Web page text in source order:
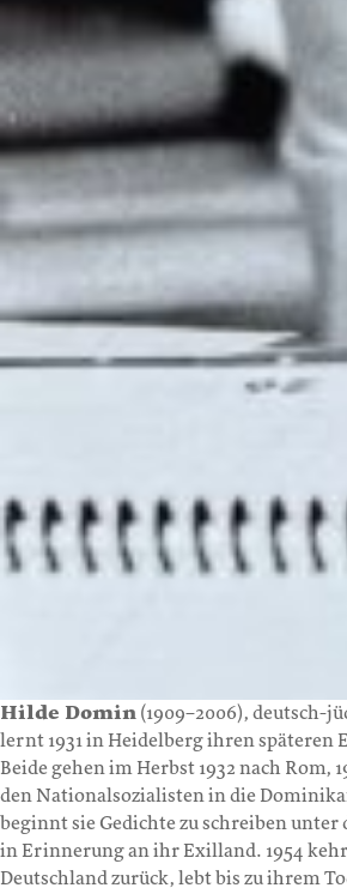
Hilde Domin (1909–2006), deutsch-
lernt 1931 in Heidelberg ihren späteren
Beide gehen im Herbst 1932 nach Rom,
den Nationalsozialisten in die
beginnt sie Gedichte zu schreiben unter
in Erinnerung an ihr Exilland. 1954
Deutschland zurück, lebt bis zu ihrem